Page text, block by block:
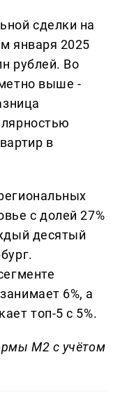
сделки на
января 2025
рублей. Во
выше -
в
с долей 27%
десятый
6%, а
топ-5 с 5%.
М2 с учётом